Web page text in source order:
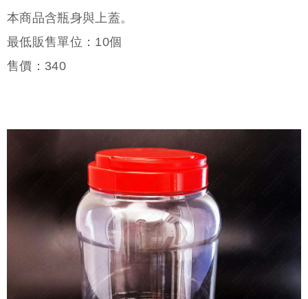
本商品含瓶身與上蓋。
最低販售單位：10個
售價： 340